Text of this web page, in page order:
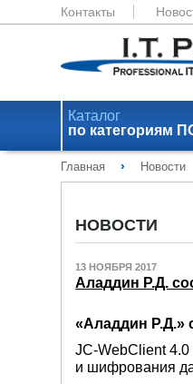
Контакты
Каталог
по категориям
Главная › Новости
НОВОСТИ
13 НОЯБРЯ 2017
Аладдин Р.Д.
«Аладдин Р.Д.»
JC-WebClient 4.0
и шифрования